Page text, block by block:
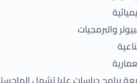
والبرمجيات